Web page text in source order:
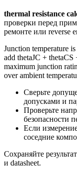
Fiberglass Batt
Glass
Gypsum
Hardwood
Mineral Wool
OSB
thermal resistance
проверки перед
ремонте или reverse
Junction temperature
add thetaJC +
maximum junction
over ambient
Сверьте
допусками и
Проверьте
безопасности
Если
соседние
Сохраняйте
и datasheet.